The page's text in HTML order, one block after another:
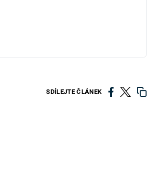
SDÍLEJTE ČLÁNEK